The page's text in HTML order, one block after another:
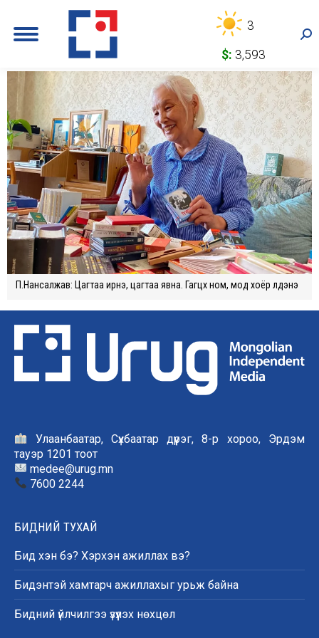
3
$: 3,593
П.Нансалжав: Цагтаа ирнэ, цагтаа явна. Гагцхүү ном, мод хоёр үлдэнэ
Улаанбаатар, Сүхбаатар дүүрэг, 8-р хороо, Эрдэм
тауэр 1201 тоот
medee@urug.mn
7600 2244
БИДНИЙ ТУХАЙ
Бид хэн бэ? Хэрхэн ажиллах вэ?
Бидэнтэй хамтарч ажиллахыг урьж байна
Бидний үйлчилгээ үзүүлэх нөхцөл